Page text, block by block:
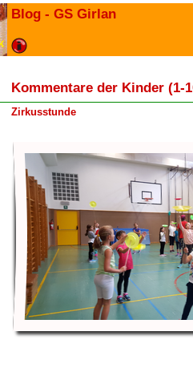
Blog - GS Girlan
Kommentare der Kinder (1-
Zirkusstunde